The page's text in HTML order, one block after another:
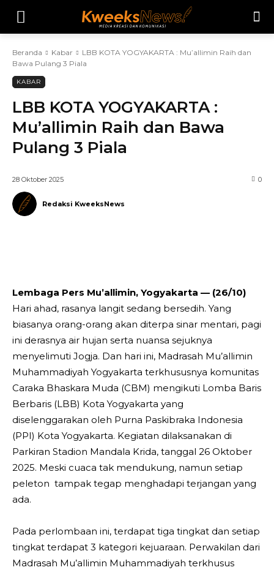
Beranda Kabar
LBB KOTA YOGYAKARTA : Mu’allimin Raih dan
Bawa Pulang 3 Piala
KABAR
LBB KOTA YOGYAKARTA :
Mu’allimin Raih dan Bawa
Pulang 3 Piala
0
28 Oktober 2025
Redaksi KweeksNews
Lembaga Pers Mu’allimin, Yogyakarta — (26/10)
Hari ahad, rasanya langit sedang bersedih. Yang
biasanya orang-orang akan diterpa sinar mentari, pagi
ini derasnya air hujan serta nuansa sejuknya
menyelimuti Jogja. Dan hari ini, Madrasah Mu’allimin
Muhammadiyah Yogyakarta terkhususnya komunitas
Caraka Bhaskara Muda (CBM) mengikuti Lomba Baris
Berbaris (LBB) Kota Yogyakarta yang
diselenggarakan oleh Purna Paskibraka Indonesia
(PPI) Kota Yogyakarta. Kegiatan dilaksanakan di
Parkiran Stadion Mandala Krida, tanggal 26 Oktober
2025. Meski cuaca tak mendukung, namun setiap
peleton tampak tegap menghadapi terjangan yang
ada.
Pada perlombaan ini, terdapat tiga tingkat dan setiap
tingkat terdapat 3 kategori kejuaraan. Perwakilan dari
Madrasah Mu’allimin Muhammadiyah terkhusus